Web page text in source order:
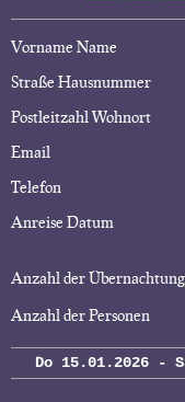
Vorname Name
Straße Hausnummer
Postleitzahl Wohnort
Email
Telefon
Anreise Datum
Anzahl der
Anzahl der Personen
Do 15.01.2026 -